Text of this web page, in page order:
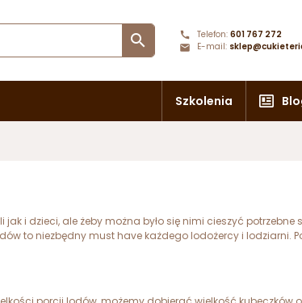
 Telefon: 601 767 272
E-mail:
Szkolenia
i dzieci, ale żeby można było się nimi cieszyć
to niezbędny must have każdego lodożercy i lodziarni.